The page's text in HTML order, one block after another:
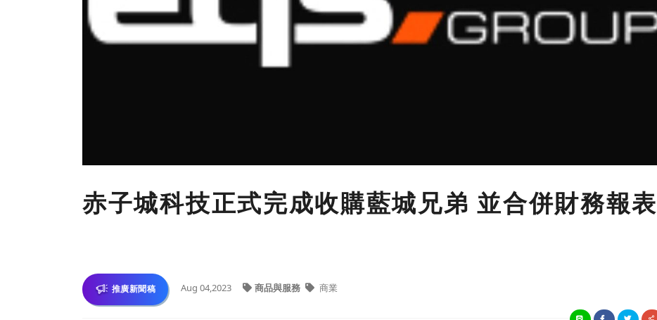
赤子城科技正式完成收購藍城兄弟 並合併財務報表
推廣新聞稿 Aug 04,2023 商品與服務 商業